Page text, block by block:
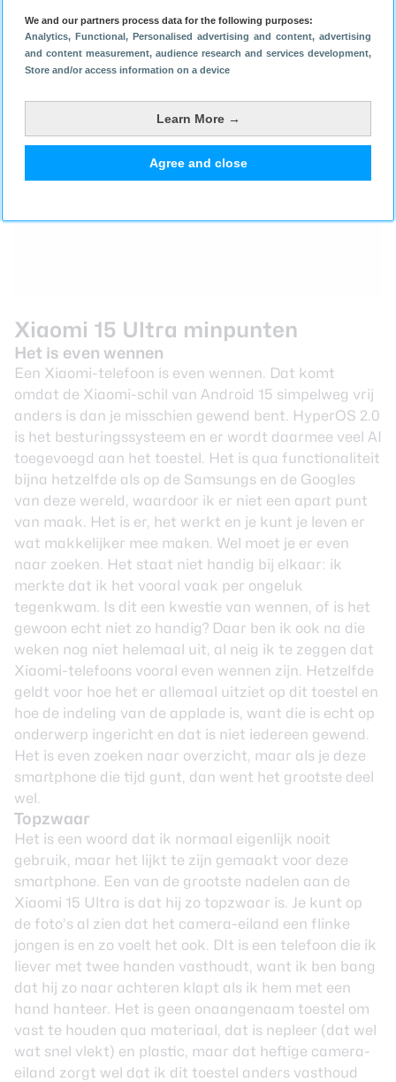
We and our partners process data for the following purposes:
Analytics, Functional , Personalised advertising and content, advertising
and content measurement, audience research and services development,
Store and/or access information on a device
Learn More →
Agree and close
Lees verder na de advertentie.
Xiaomi 15 Ultra minpunten
Het is even wennen
Een Xiaomi-telefoon is even wennen. Dat komt
omdat de Xiaomi-schil van Android 15 simpelweg vrij
anders is dan je misschien gewend bent. HyperOS 2.0
is het besturingssysteem en er wordt daarmee veel AI
toegevoegd aan het toestel. Het is qua functionaliteit
bijna hetzelfde als op de Samsungs en de Googles
van deze wereld, waardoor ik er niet een apart punt
van maak. Het is er, het werkt en je kunt je leven er
wat makkelijker mee maken. Wel moet je er even
naar zoeken. Het staat niet handig bij elkaar: ik
merkte dat ik het vooral vaak per ongeluk
tegenkwam. Is dit een kwestie van wennen, of is het
gewoon echt niet zo handig? Daar ben ik ook na die
weken nog niet helemaal uit, al neig ik te zeggen dat
Xiaomi-telefoons vooral even wennen zijn. Hetzelfde
geldt voor hoe het er allemaal uitziet op dit toestel en
hoe de indeling van de applade is, want die is echt op
onderwerp ingericht en dat is niet iedereen gewend.
Het is even zoeken naar overzicht, maar als je deze
smartphone die tijd gunt, dan went het grootste deel
wel.
Topzwaar
Het is een woord dat ik normaal eigenlijk nooit
gebruik, maar het lijkt te zijn gemaakt voor deze
smartphone. Een van de grootste nadelen aan de
Xiaomi 15 Ultra is dat hij zo topzwaar is. Je kunt op
de foto’s al zien dat het camera-eiland een flinke
jongen is en zo voelt het ook. DIt is een telefoon die ik
liever met twee handen vasthoudt, want ik ben bang
dat hij zo naar achteren klapt als ik hem met een
hand hanteer. Het is geen onaangenaam toestel om
vast te houden qua materiaal, dat is nepleer (dat wel
wat snel vlekt) en plastic, maar dat heftige camera-
eiland zorgt wel dat ik dit toestel anders vasthoud